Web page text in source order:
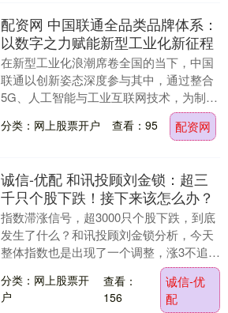
配资网 中国联通全品类品牌体系：
以数字之力赋能新型工业化新征程
在新型工业化浪潮席卷全国的当下，中国
联通以创新姿态深度参与其中，通过整合
5G、人工智能与工业互联网技术，为制造
业高端化、智能化、绿色化转型注入强劲
动能。作为通信....
分类：网上股票开户 查看：95 配资网
诚信-优配 和讯投顾刘金锁：超三
千只个股下跌！接下来该怎么办？
指数滞涨信号，超3000只个股下跌，到底
发生了什么？和讯投顾刘金锁分析，今天
整体指数也是出现了一个调整，涨3不追，
跌4不杀，今天呢嗯有些个股来到了第三天
或者第四....
分类：网上股票开
户
查看：
156
诚信-优
配